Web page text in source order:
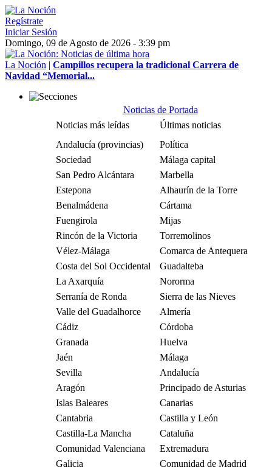
Regístrate
Iniciar Sesión
Domingo, 09 de Agosto de 2026 - 3:39 pm
La Noción | Campillos recupera la tradicional Carrera de
Navidad “Memorial...
Noticias de Portada
Noticias más leídas
Últimas noticias
Andalucía (provincias)
Política
Sociedad
Málaga capital
San Pedro Alcántara
Marbella
Estepona
Alhaurín de la Torre
Benalmádena
Cártama
Fuengirola
Mijas
Rincón de la Victoria
Torremolinos
Vélez-Málaga
Comarca de Antequera
Costa del Sol Occidental
Guadalteba
La Axarquía
Nororma
Serranía de Ronda
Sierra de las Nieves
Valle del Guadalhorce
Almería
Cádiz
Córdoba
Granada
Huelva
Jaén
Málaga
Sevilla
Andalucía
Aragón
Principado de Asturias
Islas Baleares
Canarias
Cantabria
Castilla y León
Castilla-La Mancha
Cataluña
Comunidad Valenciana
Extremadura
Galicia
Comunidad de Madrid